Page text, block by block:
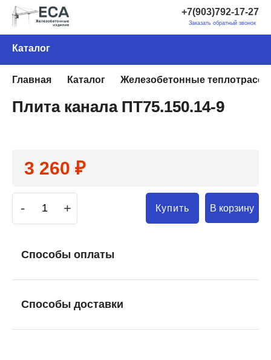
+7(903)792-17-27
Заказать обратный звонок
Каталог
Главная Каталог Железобетонные
Плита канала ПТ75.150.14-9
3 260 ₽
- + Купить В корзину
Способы оплаты
Способы доставки